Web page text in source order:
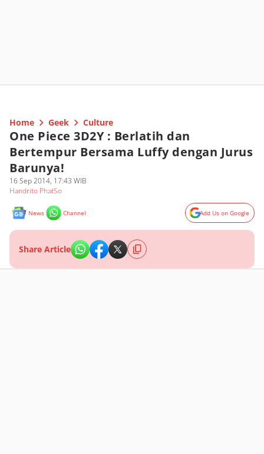
Home Geek Culture
One Piece 3D2Y : Berlatih dan
Bertempur Bersama Luffy dengan Jurus
Barunya!
16 Sep 2014, 17:43 WIB
Handrito PhatSo
News Channel Add Us on Google
Share Article